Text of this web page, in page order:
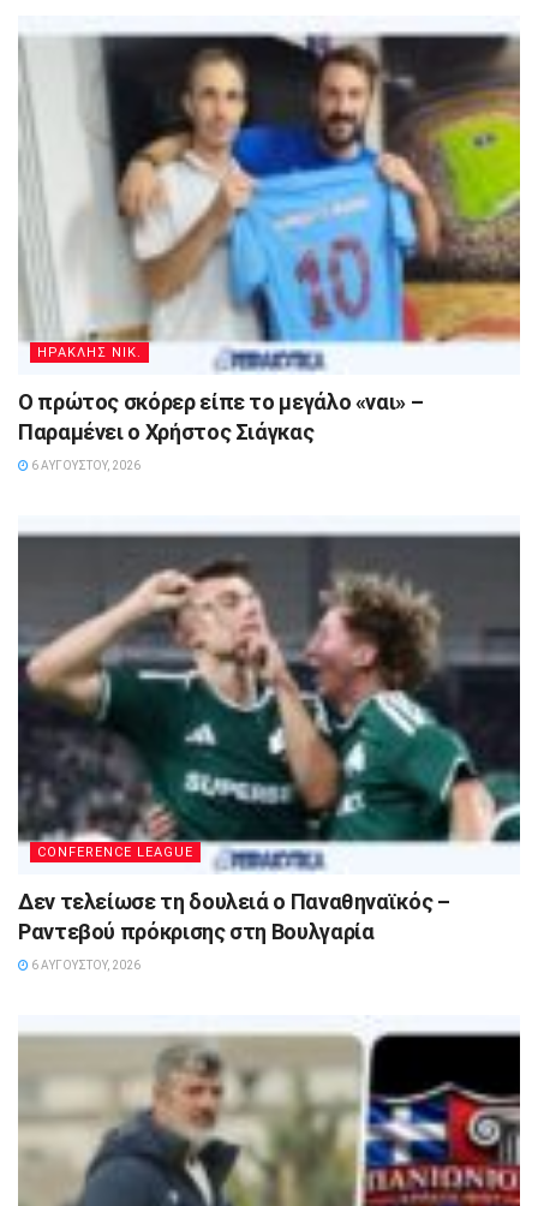
ΗΡΑΚΛΗΣ ΝΙΚ.
Ο πρώτος σκόρερ είπε το μεγάλο «ναι» –
Παραμένει ο Χρήστος Σιάγκας
6 ΑΥΓΟΎΣΤΟΥ, 2026
CONFERENCE LEAGUE
Δεν τελείωσε τη δουλειά ο Παναθηναϊκός –
Ραντεβού πρόκρισης στη Βουλγαρία
6 ΑΥΓΟΎΣΤΟΥ, 2026